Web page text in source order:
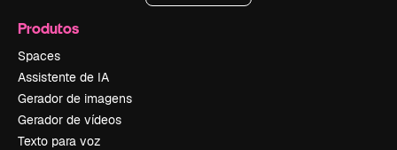
Produtos
Spaces
Assistente de IA
Gerador de imagens
Gerador de vídeos
Texto para voz